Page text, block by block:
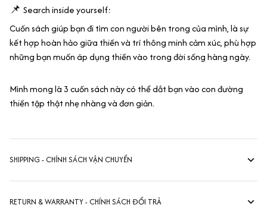
📌 Search inside yourself:
Cuốn sách giúp bạn đi tìm con người bên trong của mình, là sự
kết hợp hoàn hảo giữa thiền và trí thông minh cảm xúc, phù hợp
những bạn muốn áp dụng thiền vào trong đời sống hàng ngày.
Mình mong là 3 cuốn sách này có thể dắt bạn vào con đường
thiền tập thật nhẹ nhàng và đơn giản.
SHIPPING - CHÍNH SÁCH VẬN CHUYỂN
RETURN & WARRANTY - CHÍNH SÁCH ĐỔI TRẢ